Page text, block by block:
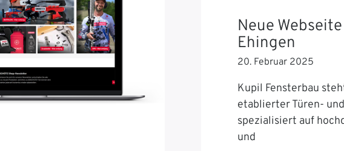
Neue
Ehingen
20. Februar 2025
Kupil Fensterbau
etablierter Türen-
spezialisiert auf
und